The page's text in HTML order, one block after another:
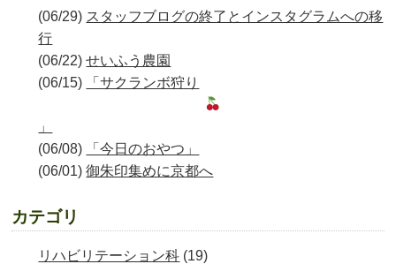
(06/29) スタッフブログの終了とインスタグラムへの移
行
(06/22)せいふう農園
(06/15)
「サクランボ狩り
」
(06/08)
「今日のおやつ」
(06/01)御朱印集めに京都へ
カテゴリ
リハビリテーション科 (19)